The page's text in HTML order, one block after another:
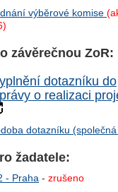
výběrové komise
závěrečnou ZoR:
dotazníku do
o realizaci
dotazníku
žadatele:
- Praha - zrušeno